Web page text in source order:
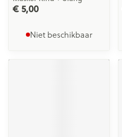
€ 5,00
Niet beschikbaar